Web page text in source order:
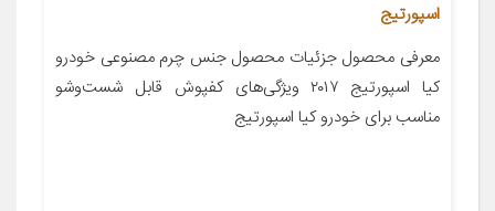
اسپورتیج
معرفی محصول جزئیات محصول جنس چرم مصنوعی خودرو
کیا اسپورتیج ۲۰۱۷ ویژگی‌های کفپوش قابل شست‌وشو
مناسب برای خودرو کیا اسپورتیج